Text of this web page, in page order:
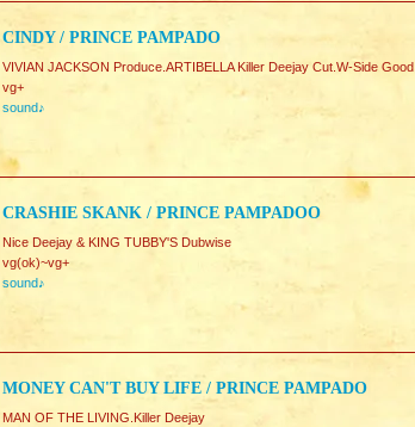
CINDY / PRINCE PAMPADO
VIVIAN JACKSON Produce.ARTIBELLA Killer Deejay Cut.W-Side Good
vg+
sound♪
CRASHIE SKANK / PRINCE PAMPADOO
Nice Deejay & KING TUBBY'S Dubwise
vg(ok)~vg+
sound♪
MONEY CAN'T BUY LIFE / PRINCE PAMPADO
MAN OF THE LIVING.Killer Deejay